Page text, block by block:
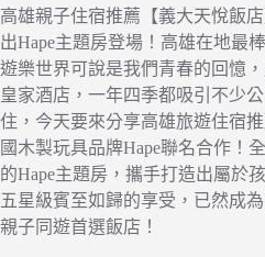
高雄親子住宿推薦【義大天悅飯
出Hape主題房登場！高雄在地最
遊樂世界可說是我們青春的回憶
皇家酒店，一年四季都吸引不少
住，今天要來分享高雄旅遊住宿
國木製玩具品牌Hape聯名合作！
的Hape主題房，攜手打造出屬於
五星級賓至如歸的享受，已然成
親子同遊首選飯店！